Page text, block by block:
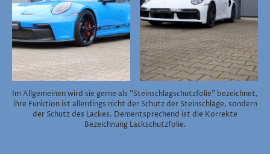
Im Allgemeinen wird sie gerne als "Steinschlagschutzfolie" bezeichnet,
ihre Funktion ist allerdings nicht der Schutz der Steinschläge, sondern
der Schutz des Lackes. Dementsprechend ist die Korrekte
Bezeichnung Lackschutzfolie.